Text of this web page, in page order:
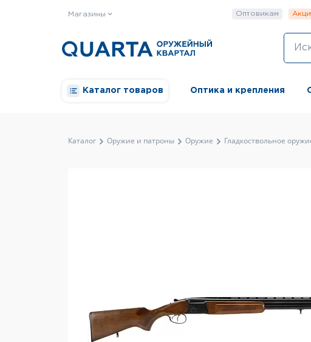
Магазины Оптовикам
Каталог товаров Оптика и крепления
Каталог Оружие и патроны Оружие Гладкоствольное